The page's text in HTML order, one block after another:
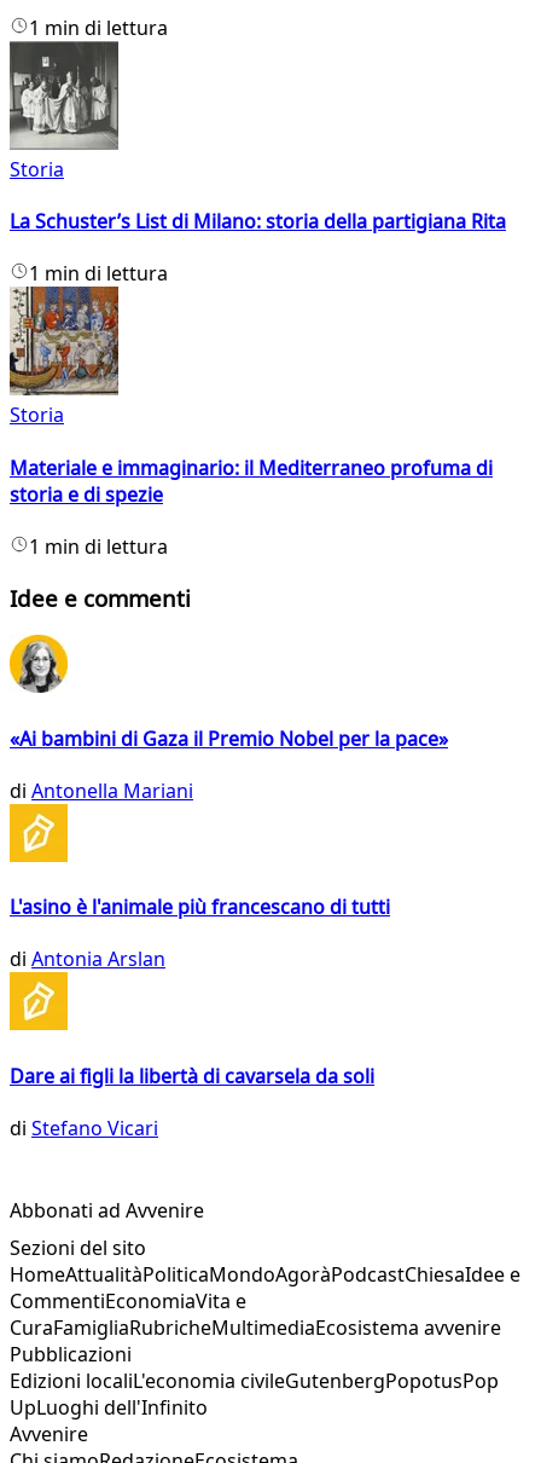
1 min di lettura
Storia
La Schuster’s List di Milano: storia della partigiana Rita
1 min di lettura
Storia
Materiale e immaginario: il Mediterraneo profuma di
storia e di spezie
1 min di lettura
Idee e commenti
«Ai bambini di Gaza il Premio Nobel per la pace»
di Antonella Mariani
L'asino è l'animale più francescano di tutti
di Antonia Arslan
Dare ai figli la libertà di cavarsela da soli
di Stefano Vicari
Abbonati ad Avvenire
Sezioni del sito
HomeAttualitàPoliticaMondoAgoràPodcastChiesaIdee e
CommentiEconomiaVita e
CuraFamigliaRubricheMultimediaEcosistema avvenire
Pubblicazioni
Edizioni localiL'economia civileGutenbergPopotusPop
UpLuoghi dell'Infinito
Avvenire